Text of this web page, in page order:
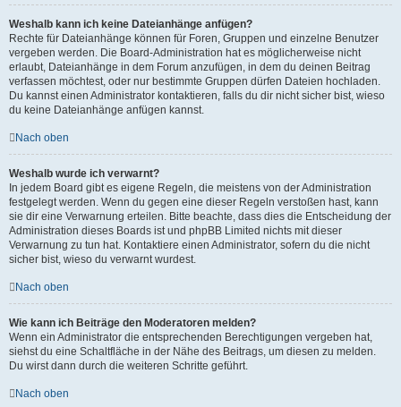
Weshalb kann ich keine Dateianhänge anfügen?
Rechte für Dateianhänge können für Foren, Gruppen und einzelne Benutzer
vergeben werden. Die Board-Administration hat es möglicherweise nicht
erlaubt, Dateianhänge in dem Forum anzufügen, in dem du deinen Beitrag
verfassen möchtest, oder nur bestimmte Gruppen dürfen Dateien hochladen.
Du kannst einen Administrator kontaktieren, falls du dir nicht sicher bist, wieso
du keine Dateianhänge anfügen kannst.
Nach oben
Weshalb wurde ich verwarnt?
In jedem Board gibt es eigene Regeln, die meistens von der Administration
festgelegt werden. Wenn du gegen eine dieser Regeln verstoßen hast, kann
sie dir eine Verwarnung erteilen. Bitte beachte, dass dies die Entscheidung der
Administration dieses Boards ist und phpBB Limited nichts mit dieser
Verwarnung zu tun hat. Kontaktiere einen Administrator, sofern du die nicht
sicher bist, wieso du verwarnt wurdest.
Nach oben
Wie kann ich Beiträge den Moderatoren melden?
Wenn ein Administrator die entsprechenden Berechtigungen vergeben hat,
siehst du eine Schaltfläche in der Nähe des Beitrags, um diesen zu melden.
Du wirst dann durch die weiteren Schritte geführt.
Nach oben